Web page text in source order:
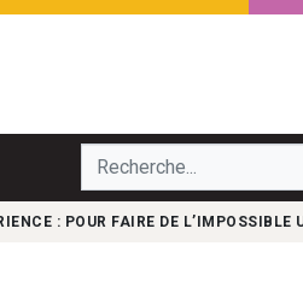
Recherche...
: POUR FAIRE DE L’IMPOSSIBLE